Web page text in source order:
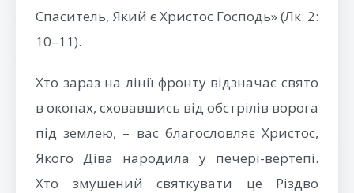
Спаситель, Який є Христос Господь» (Лк. 2:
10–11).
Хто зараз на лінії фронту відзначає свято
в окопах, сховавшись від обстрілів ворога
під землею, – вас благословляє Христос,
Якого Діва народила у печері-вертепі.
Хто змушений святкувати це Різдво